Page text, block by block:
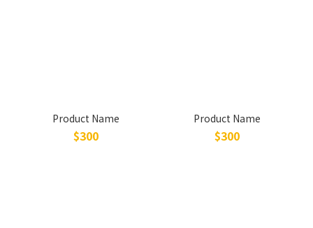
Product Name
$300
Product Name
$300